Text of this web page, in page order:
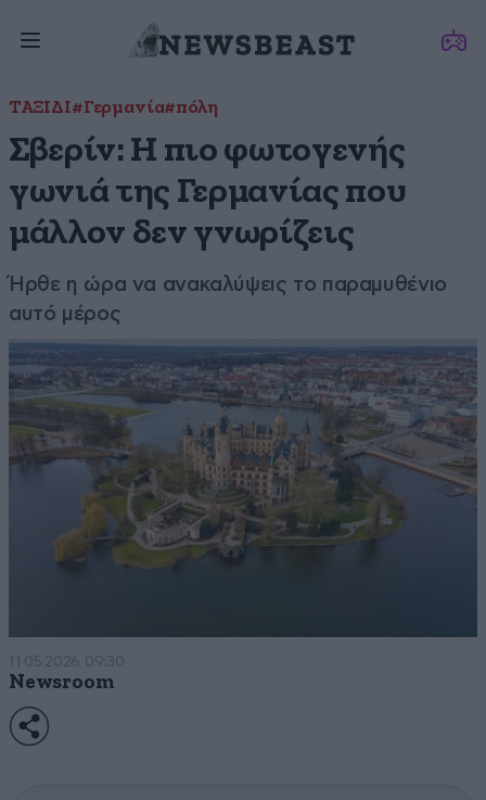
ΤΑΞΙΔΙ#Γερμανία#πόλη
Σβερίν: Η πιο φωτογενής
γωνιά της Γερμανίας που
μάλλον δεν γνωρίζεις
Ήρθε η ώρα να ανακαλύψεις το παραμυθένιο
αυτό μέρος
11·05·2026 09:30
Newsroom